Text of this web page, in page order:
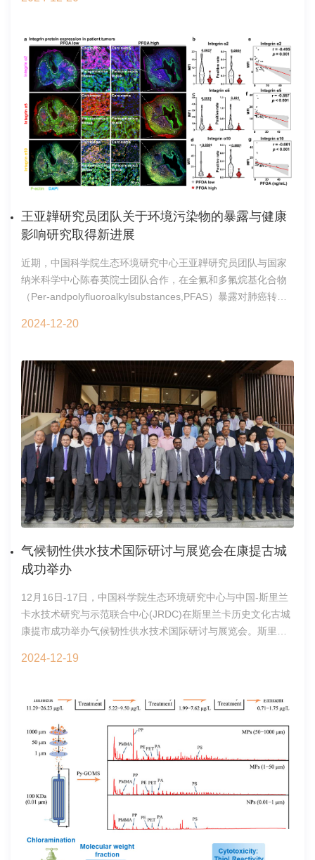
环模型优化和生态管理提供了科学依据，强调了适应性管理对
增强干旱区碳汇功能的重要性。图1不同变量对全球干旱区凋落
物分解速率在不同阶段的相对影响。（a）所有数据（b）分解
早期（c）分解中期（d）分解晚期图2全球旱区凋落物分解速率
在早、中和晚期的主要调控因素概念模型中国科学院生态环境
研究中心博士研究生赵月丹为论文第一作者，吕楠研究员为通
讯作者。该研究得到了国家自然科学基金和中国科学院-马普学
会国际合作项目的支持。文章链接：
https://doi.org/10.1111/gcb.70025城市与区域生态国家重点实
2024年在项目争取、人才培养、成果产出等方面的最新进展，
参会人员与报告人积极互动，交流探讨，现场学术氛围浓厚。
中心副主任胡承志研究员介绍了中心2024年在重大项目争取、
成果产出、科技奖励等方面取得的成绩，希望全体科研人员和
研究生继续努力，在生态环境领域取得更多原创性研究成果。
学术年会是中心最重要的年度学术盛会，对于交流分享科研进
展、促进中心内部学科深度交叉融合，增强科研凝聚力等方面
具有重要作用。本届年会的成功举办，将为推动中心加快抢占
生态环境领域科技制高点、加快实现“四个率先”和“两加快一努
力”目标、深入落实“基础研究十条”、全面完成中心“十四五”规
划目标任务、部署中心“十五五”规划战略研究等方面提供有力保
障。科技开发处2024年12月22日
2028年。ISC是世界上成员覆盖面最广泛、学科门类最齐全的
问题和社会关切中发挥更大的作用，在国际学术界具有广泛的
影响力，是全球重要的战略资源，也是联合国体系内代表全球
科技界最高水平的机构。ISC会员事务副主席是ISC管理层重要
岗位，负责协调会员关系管理，制定会员发展策略，为ISC长远
发展提供战略指导和建议。国际合作处2024年12月20日
王亚韡研究员团队关于环境污染物的暴露与健康
影响研究取得新进展
近期，中国科学院生态环境研究中心王亚韡研究员团队与国家
纳米科学中心陈春英院士团队合作，在全氟和多氟烷基化合物
（Per-andpolyfluoroalkylsubstances,PFAS）暴露对肺癌转移
（
PNatlAcadSciUSA）。PFAS是广泛存在的新型持久性有机污染
物，其相关暴露风险和不良健康影响已经引起世界各国的高度
关注。PFAS可以在多种环境和生物基质中检测到，并且可以通
过不同的外部暴露途径进入人体，并通过血液循环分布和积累
在组织、器官和生物体液中。流行病学数据显示，PFAS的浓度
与人类多种疾病显著有关，如肾癌、肝癌、卵巢癌等。肺是
PFAS富集的靶器官之一，同时肺癌是世界上发病率和死亡率的
癌症，但尚无PFAS对肺癌影响机理的研究。本研究通过采集健
康志愿者和肺腺癌患者的血液和组织样本，使用岛津公司的高
PFAS的浓度水平和分布特征。结果表明，PFOA是人体内富集
含量最高的PFAS单体之一，肺腺癌患者体内PFOA污染物含量
PFOA富集量显著高于低分期的肺癌患者。结合肺癌动物模型，
发现在环境相关剂量下PFOA暴露能够显著促进肺内转移和胸腔
转移，并且呈现剂量依赖性，提示PFOA暴露能够促进肺癌转
患者的肿瘤中PFOA的含量水平与整合素蛋白表达具有显著负相
作用。本研究提出了PFOA促肺癌发展的潜在机制：PFOA主要
通过调控肺癌细胞骨架重排，改变肿瘤细胞的力学性质，促进
肺癌细胞的迁移、肿瘤干性和免疫逃逸能力上升，从而促进肺
癌转移和进展。图1.健康志愿者和肺腺癌患者体内PFAS的赋存
水平和特征图2.肺腺癌患者体内整合素蛋白的表达与PFOA含量
的相关性该工作基于临床现象-动物模型验证-细胞模型研究-分
子学机制探究的污染物毒理性质全链条研究范式，首次报道了
PFAS可以诱导肺癌发展及转移的毒性效应，进一步加深对
2024-12-20
气候韧性供水技术国际研讨与展览会在康提古城
成功举办
12月16日-17日，中国科学院生态环境研究中心与中国-斯里兰
卡水技术研究与示范联合中心(JRDC)在斯里兰卡历史文化古城
康提市成功举办气候韧性供水技术国际研讨与展览会。斯里兰
亚大学校长TerrenceMadhujith教授，以及来自中斯双方政府部
议，香港特别行政区政府环境保护署专家以及马尔代夫、塞舌
尔、科摩罗等国家相关专家以线上或线下的方式参加了交流。
会议围绕水污染、水资源及饮用水安全保障等议题开展研讨，
生态环境研究中心杨敏研究员分享了中国在饮用水安全保障方
面取得的成果，西安建筑科技大学副校长陈荣、中国科学院地
质与地球物理研究所庞忠和研究员、合肥工业大学陈星教授等
分别分享了污水资源化、斯里兰卡地下水水质特征、高级氧化
技术研究成果，中国土木工程集团有限公司南亚区总经理柯昌
良介绍了公司在斯里兰卡的工程实践，香港特别行政区政府环
境保护署专家分享了水环境模型应用及海水冲厕等方面的经
2024-12-19